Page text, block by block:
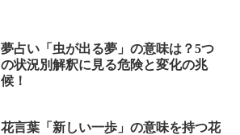
夢占い「虫が出る夢」の意味は？5つ
の状況別解釈に見る危険と変化の兆
候！
花言葉「新しい一歩」の意味を持つ花